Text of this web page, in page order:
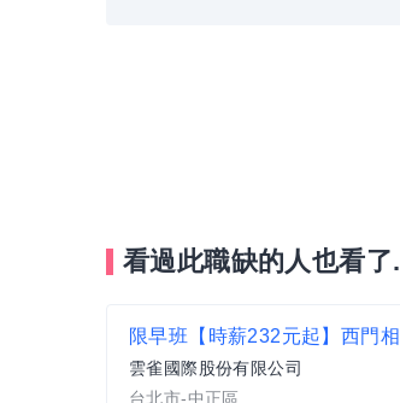
看過此職缺的人也看了
雲雀國際股份有限公司
台北市-中正區